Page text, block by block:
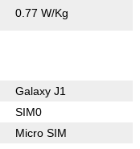
0.77 W/Kg
Galaxy J1
SIM0
Micro SIM